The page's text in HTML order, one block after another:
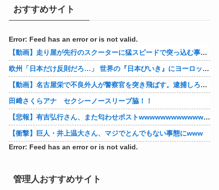
おすすめサイト
Error: Feed has an error or is not valid.
【動画】走り屋が先行のスクーターに猛スピードで突っ込む事故。
欧州「日本だけ反則だろ…」 世界の『日本びいき』にヨーロッパ全土から不満の声
【動画】名古屋栄で不良外人が警察官を突き飛ばす。逮捕しろやｗｗｗ
田﨑さくらアナ セクシーノースリーブ脇！！
【悲報】有吉弘行さん、また匂わせポストwwwwwwwwwwwwwwww
【衝撃】巨人・井上温大さん、マジでとんでもない事態にwww
Error: Feed has an error or is not valid.
管理人おすすめサイト